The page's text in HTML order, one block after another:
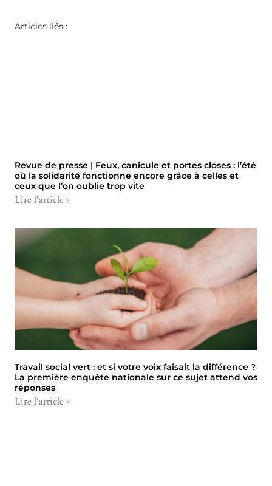
Articles liés :
Revue de presse | Feux, canicule et portes closes : l’été
où la solidarité fonctionne encore grâce à celles et
ceux que l’on oublie trop vite
Lire l'article »
Travail social vert : et si votre voix faisait la différence ?
La première enquête nationale sur ce sujet attend vos
réponses
Lire l'article »